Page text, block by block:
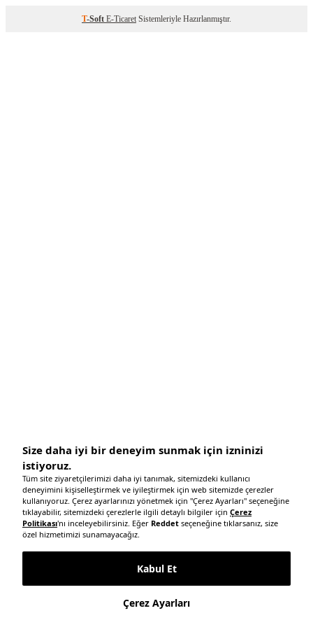
T-Soft E-Ticaret Sistemleriyle Hazırlanmıştır.